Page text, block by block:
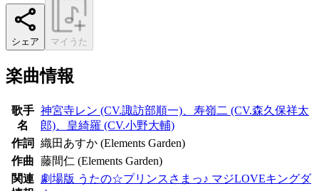
シェア マイうた
楽曲情報
歌手
名
神宮寺レン (CV.諏訪部順一)、寿嶺二 (CV.森久保祥太
郎)、皇綺羅 (CV.小野大輔)
作詞
織田あすか (Elements Garden)
作曲 藤間仁 (Elements Garden)
関連 劇場版 うたの☆プリンスさまっ♪ マジLOVEキングダ